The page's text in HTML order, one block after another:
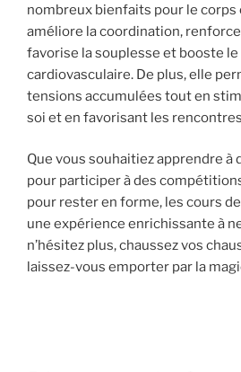
nombreux bienfaits pour le corps
améliore la coordination,
favorise la souplesse et booste
cardiovasculaire. De plus, elle
tensions accumulées tout en
soi et en favorisant les
Que vous souhaitiez apprendre à
pour participer à des
pour rester en forme, les cours
une expérience enrichissante à
n’hésitez plus, chaussez vos
laissez-vous emporter par la